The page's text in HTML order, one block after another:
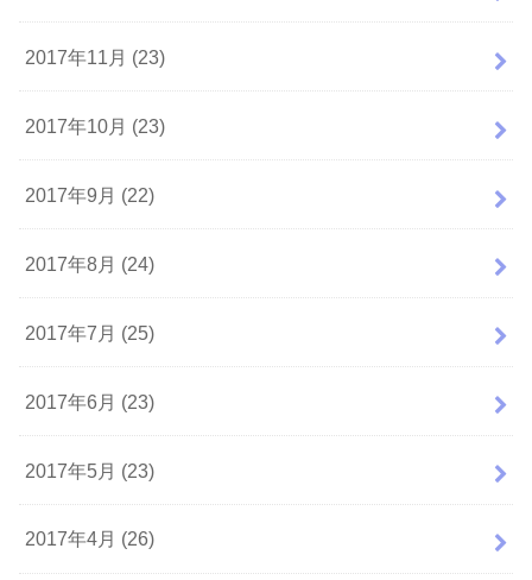
2017年11月 (23)
2017年10月 (23)
2017年9月 (22)
2017年8月 (24)
2017年7月 (25)
2017年6月 (23)
2017年5月 (23)
2017年4月 (26)